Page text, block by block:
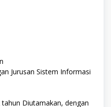
Jurusan Sistem Informasi
Diutamakan, dengan